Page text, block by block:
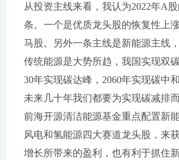
从投资主线来看，我认为2022年A
条。一个是优质龙头股的恢复性上
马股。另外一条主线是新能源主线
传统能源是大势所趋，我国实现双
30年实现碳达峰，2060年实现碳中
未来几十年我们都要为实现碳减排
前海开源清洁能源基金重点配置新
风电和氢能源四大赛道龙头股，来
增长所带来的盈利，也有利于抓住